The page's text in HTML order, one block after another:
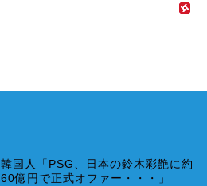
韓国人「PSG、日本の鈴木彩艶に約
60億円で正式オファー・・・」